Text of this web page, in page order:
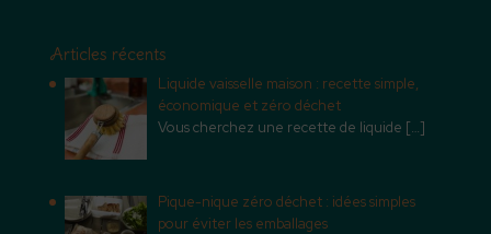
Articles récents
Liquide vaisselle maison : recette simple,
économique et zéro déchet
Vous cherchez une recette de liquide […]
Pique-nique zéro déchet : idées simples
pour éviter les emballages